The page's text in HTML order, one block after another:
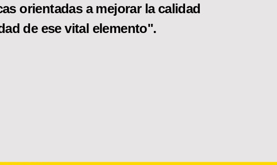
orientadas a mejorar la calidad
de ese vital elemento".